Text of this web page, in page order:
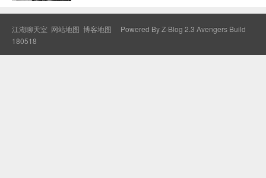
感。果然，电话里，老妈哽咽的说：哥没了，
凌晨一点时候的车祸....晴天霹雳、错愕，而我
江湖聊天室 网站地图 博客地图 Powered ByZ-Blog 2.3 Avengers Build
180518